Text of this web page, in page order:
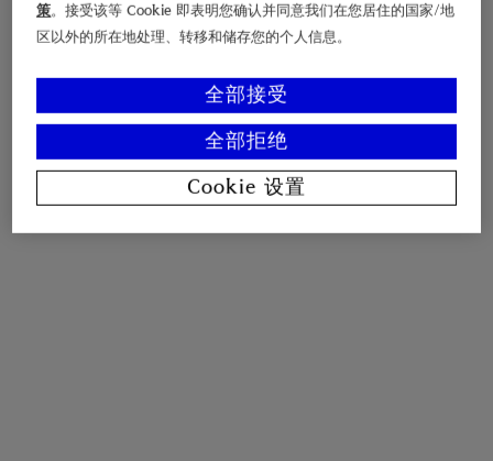
策。接受该等 Cookie 即表明您确认并同意我们在您居住的国家/地
区以外的所在地处理、转移和储存您的个人信息。
全部拒绝
全部接受
Cookie 设置